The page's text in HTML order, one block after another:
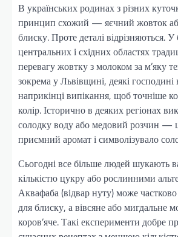
В українських родинах з різних
принцип схожий — яєчний жовток
блиску. Проте деталі відрізняються. У
центральних і східних областях
перевагу жовтку з молоком за м’яку
зокрема у Львівщині, деякі
наприкінці випікання, щоб точніше
колір. Історично в деяких регіонах
солодку воду або медовий розчин —
приємний аромат і символізувало
Сьогодні все більше людей шукають
кількістю цукру або рослинними
Аквафаба (відвар нуту) може
для блиску, а вівсяне або мигдальне
коров’яче. Такі експерименти добре